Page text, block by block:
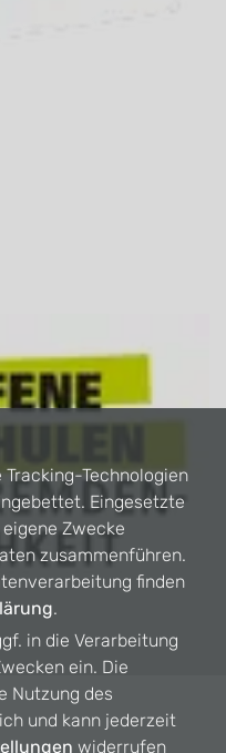
Technologien
Eingesetzte
Zwecke
zusammenführen.
finden
.
in die Verarbeitung
ein. Die
Nutzung des
und kann jederzeit
widerrufen